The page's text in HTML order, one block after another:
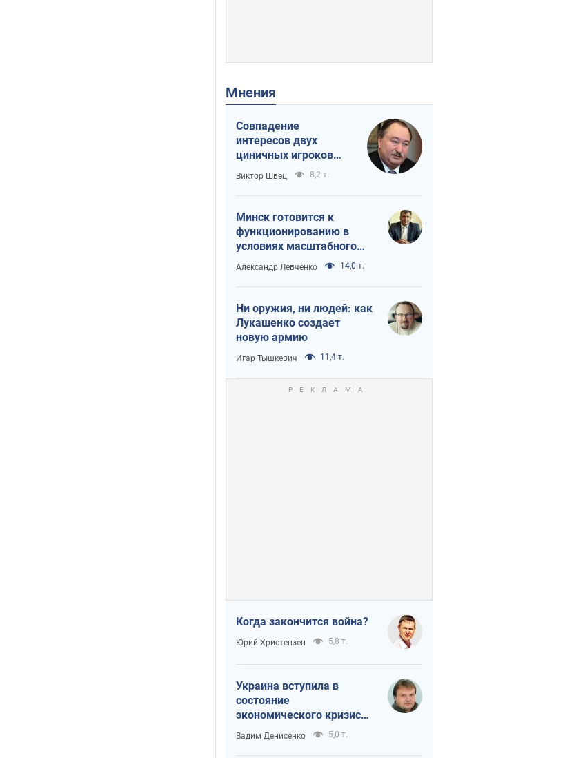
Мнения
Совпадение
интересов двух
циничных игроков
или тайный план
Трампа и Путина?
Виктор Швец 8,2 т.
Минск готовится к
функционированию в
условиях масштабного
военного кризиса
Александр Левченко 14,0 т.
Ни оружия, ни людей: как
Лукашенко создает
новую армию
Игар Тышкевич 11,4 т.
Когда закончится война?
Юрий Христензен 5,8 т.
Украина вступила в
состояние
экономического кризиса.
Есть ли свет в конце
туннеля?
Вадим Денисенко 5,0 т.